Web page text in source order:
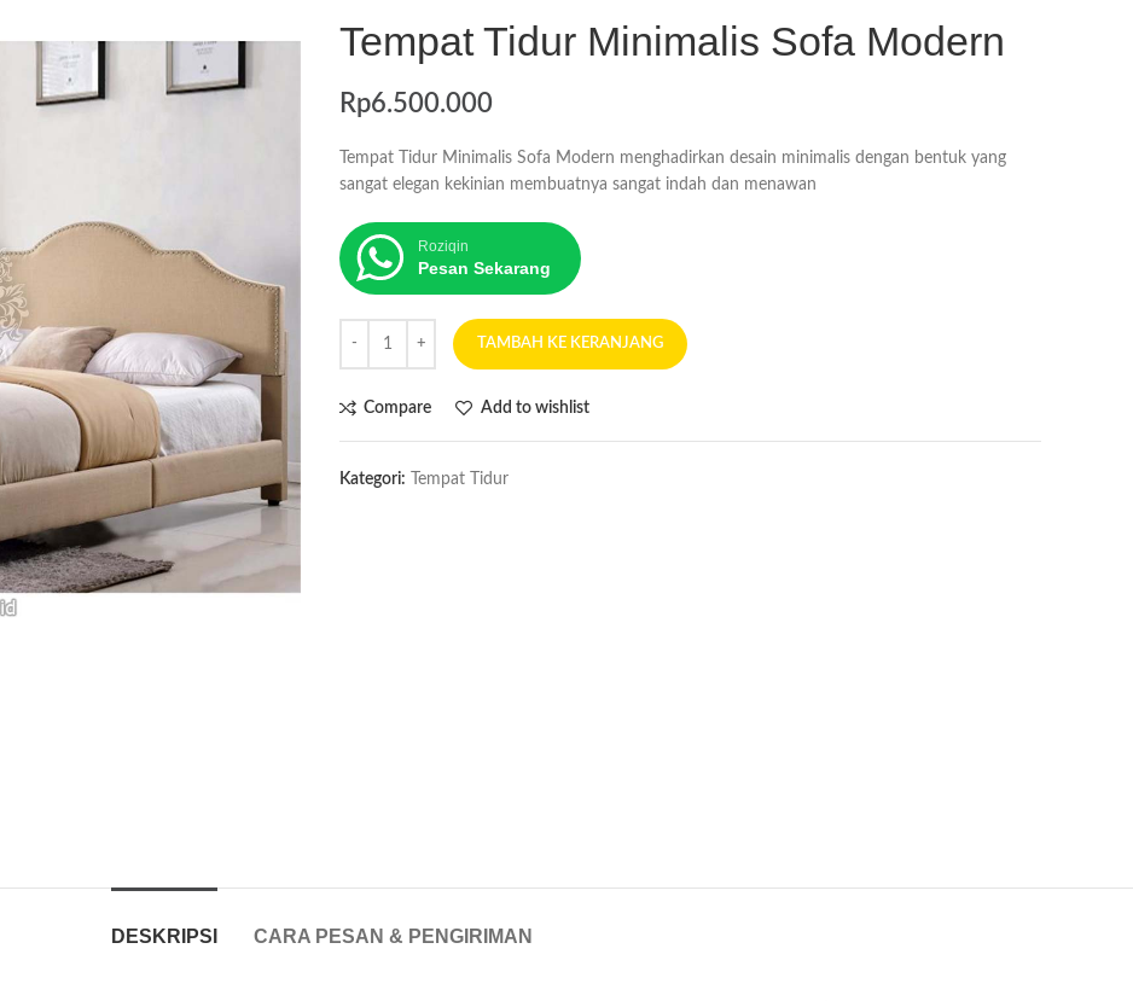
Tempat Tidur Minimalis Sofa Modern
Rp6.500.000
Tempat Tidur Minimalis Sofa Modern menghadirkan desain minimalis dengan bentuk yang
sangat elegan kekinian membuatnya sangat indah dan menawan
Roziqin
Pesan Sekarang
TAMBAH KE KERANJANG
Compare Add to wishlist
Kategori: Tempat Tidur
DESKRIPSI CARA PESAN & PENGIRIMAN